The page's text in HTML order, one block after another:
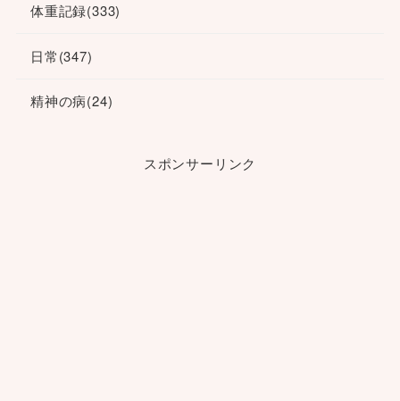
体重記録(333)
日常(347)
精神の病(24)
スポンサーリンク